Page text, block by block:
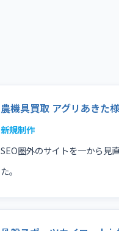
農機具買取 アグリあきた様
新規制作
SEO圏外のサイトを一から見
た。